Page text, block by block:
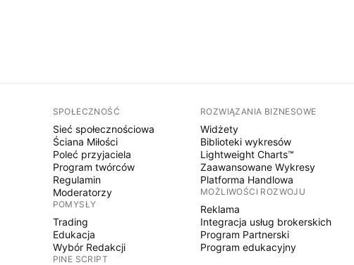
SPOŁECZNOŚĆ
Sieć społecznościowa
Ściana Miłości
Poleć przyjaciela
Program twórców
Regulamin
Moderatorzy
POMYSŁY
Trading
Edukacja
Wybór Redakcji
PINE SCRIPT
ROZWIĄZANIA BIZNESOWE
Widżety
Biblioteki wykresów
Lightweight Charts™
Zaawansowane Wykresy
Platforma Handlowa
MOŻLIWOŚCI ROZWOJU
Reklama
Integracja usług brokerskich
Program Partnerski
Program edukacyjny